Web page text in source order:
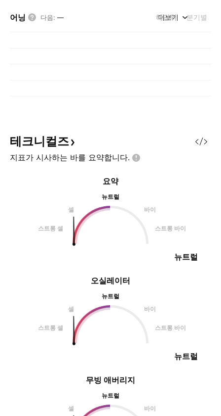
어닝 다음: — 해단위 분기별
더보기
테크니컬즈
지표가 시사하는 바를 요약합니다.
오실레이터
뉴트럴
셀
바이
스트롱 셀 스트롱 바이
뉴트럴
요약
뉴트럴
셀
바이
스트롱 셀 스트롱 바이
뉴트럴
무빙 애버리지
뉴트럴
셀
바이